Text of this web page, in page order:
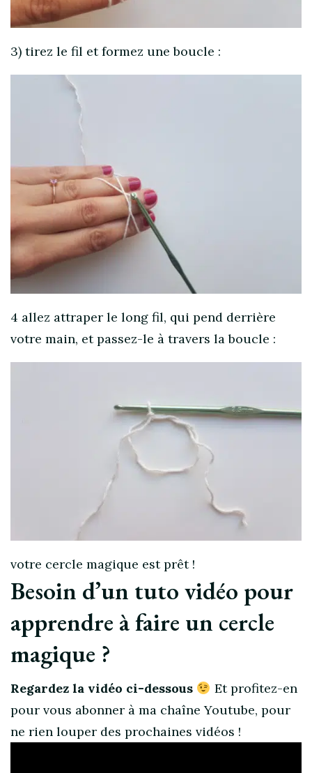
3) tirez le fil et formez une boucle :
4 allez attraper le long fil, qui pend derrière
votre main, et passez-le à travers la boucle :
votre cercle magique est prêt !
Besoin d’un tuto vidéo pour
apprendre à faire un cercle
magique ?
Regardez la vidéo ci-dessous
Et profitez-en
pour vous abonner à ma chaîne Youtube, pour
ne rien louper des prochaines vidéos !